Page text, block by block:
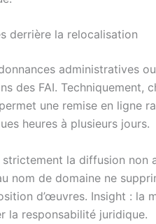
derrière la relocalisation
administratives
des FAI. Techniquement,
une remise en ligne
heures à plusieurs jours.
la diffusion non
nom de domaine ne
d’œuvres. Insight : la
la responsabilité juridique.